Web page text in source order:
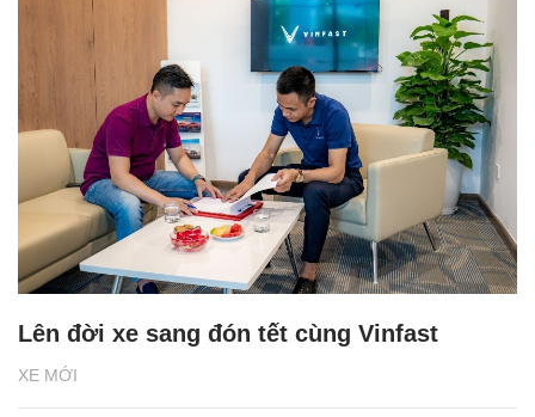
XE MỚI
Lên đời xe sang đón tết cùng Vinfast